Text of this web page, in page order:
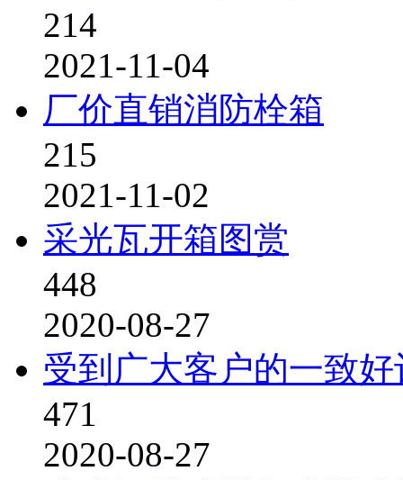
214
2021-11-04
厂价直销消防栓箱
215
2021-11-02
采光瓦开箱图赏
448
2020-08-27
受到广大客户的一致
471
2020-08-27